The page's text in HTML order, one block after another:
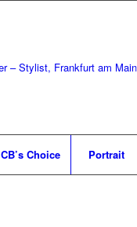
CB’s Choice Portrait